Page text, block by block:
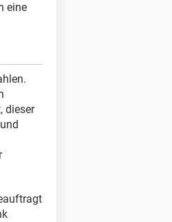
eine
dieser